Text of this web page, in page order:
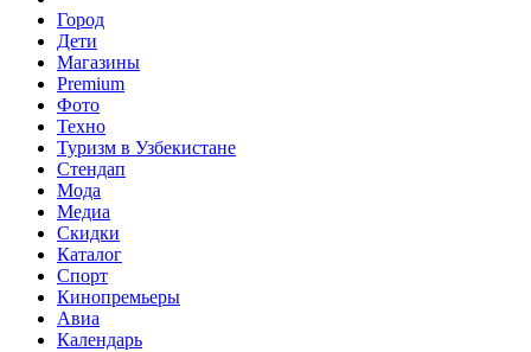
Город
Дети
Магазины
Premium
Фото
Техно
Туризм в Узбекистане
Стендап
Мода
Медиа
Скидки
Каталог
Спорт
Кинопремьеры
Авиа
Календарь